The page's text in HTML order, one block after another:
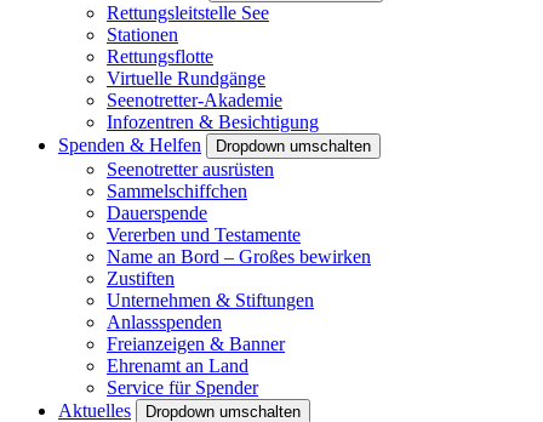
Rettungsleitstelle See
Stationen
Rettungsflotte
Virtuelle Rundgänge
Seenotretter-Akademie
Infozentren & Besichtigung
Spenden & Helfen
Dropdown umschalten
Seenotretter ausrüsten
Sammelschiffchen
Dauerspende
Vererben und Testamente
Name an Bord – Großes bewirken
Zustiften
Unternehmen & Stiftungen
Anlassspenden
Freianzeigen & Banner
Ehrenamt an Land
Service für Spender
Aktuelles
Dropdown umschalten